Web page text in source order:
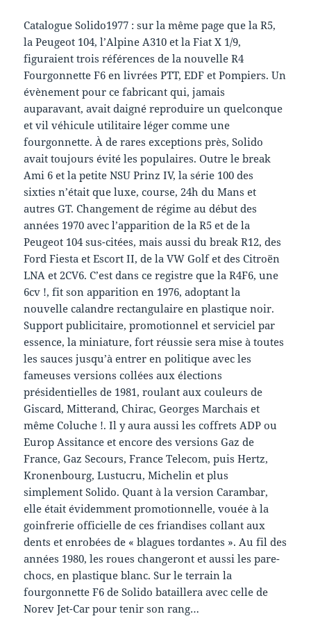
Catalogue Solido1977 : sur la même page que la R5,
la Peugeot 104, l’Alpine A310 et la Fiat X 1/9,
figuraient trois références de la nouvelle R4
Fourgonnette F6 en livrées PTT, EDF et Pompiers. Un
évènement pour ce fabricant qui, jamais
auparavant, avait daigné reproduire un quelconque
et vil véhicule utilitaire léger comme une
fourgonnette. À de rares exceptions près, Solido
avait toujours évité les populaires. Outre le break
Ami 6 et la petite NSU Prinz IV, la série 100 des
sixties n’était que luxe, course, 24h du Mans et
autres GT. Changement de régime au début des
années 1970 avec l’apparition de la R5 et de la
Peugeot 104 sus-citées, mais aussi du break R12, des
Ford Fiesta et Escort II, de la VW Golf et des Citroën
LNA et 2CV6. C’est dans ce registre que la R4F6, une
6cv !, fit son apparition en 1976, adoptant la
nouvelle calandre rectangulaire en plastique noir.
Support publicitaire, promotionnel et serviciel par
essence, la miniature, fort réussie sera mise à toutes
les sauces jusqu’à entrer en politique avec les
fameuses versions collées aux élections
présidentielles de 1981, roulant aux couleurs de
Giscard, Mitterand, Chirac, Georges Marchais et
même Coluche !. Il y aura aussi les coffrets ADP ou
Europ Assitance et encore des versions Gaz de
France, Gaz Secours, France Telecom, puis Hertz,
Kronenbourg, Lustucru, Michelin et plus
simplement Solido. Quant à la version Carambar,
elle était évidemment promotionnelle, vouée à la
goinfrerie officielle de ces friandises collant aux
dents et enrobées de « blagues tordantes ». Au fil des
années 1980, les roues changeront et aussi les pare-
chocs, en plastique blanc. Sur le terrain la
fourgonnette F6 de Solido bataillera avec celle de
Norev Jet-Car pour tenir son rang…